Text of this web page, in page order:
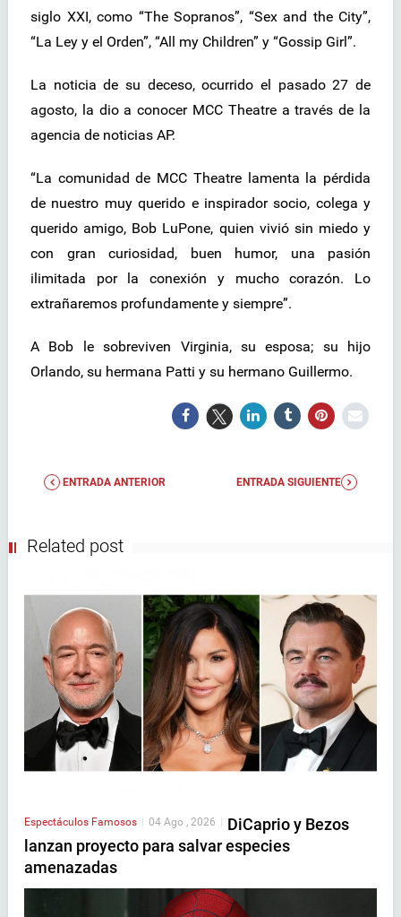
siglo XXI, como “The Sopranos”, “Sex and the City”,
“La Ley y el Orden”, “All my Children” y “Gossip Girl”.
La noticia de su deceso, ocurrido el pasado 27 de
agosto, la dio a conocer MCC Theatre a través de la
agencia de noticias AP.
“La comunidad de MCC Theatre lamenta la pérdida
de nuestro muy querido e inspirador socio, colega y
querido amigo, Bob LuPone, quien vivió sin miedo y
con gran curiosidad, buen humor, una pasión
ilimitada por la conexión y mucho corazón. Lo
extrañaremos profundamente y siempre”.
A Bob le sobreviven Virginia, su esposa; su hijo
Orlando, su hermana Patti y su hermano Guillermo.
ENTRADA ANTERIOR ENTRADA SIGUIENTE
Related post
Espectáculos Famosos 04 Ago , 2026
DiCaprio y Bezos
lanzan proyecto para salvar especies
amenazadas